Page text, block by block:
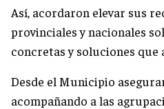
Así, acordaron elevar sus
provinciales y nacionales
concretas y soluciones que
Desde el Municipio
acompañando a las